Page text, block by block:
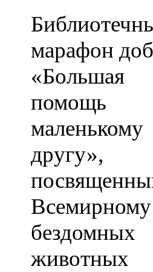
марафон
«Большая
помощь
маленькому
другу»,
бездомных
животных